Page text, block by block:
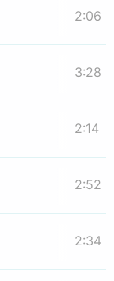
2:06
3:28
2:14
2:52
2:34